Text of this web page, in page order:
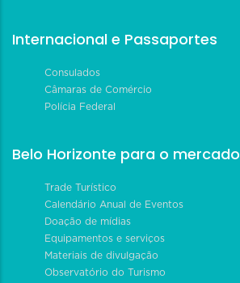
Internacional e Passaportes
Consulados
Câmaras de Comércio
Polícia Federal
Belo Horizonte para o mercado
Trade Turístico
Calendário Anual de Eventos
Doação de mídias
Equipamentos e serviços
Materiais de divulgação
Observatório do Turismo